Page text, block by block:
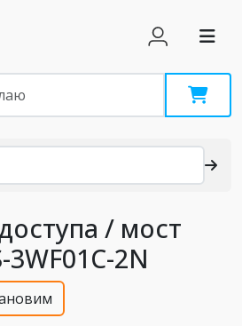
/ мост
2N